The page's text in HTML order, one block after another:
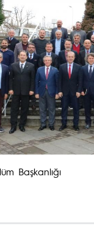
Başkanlığı